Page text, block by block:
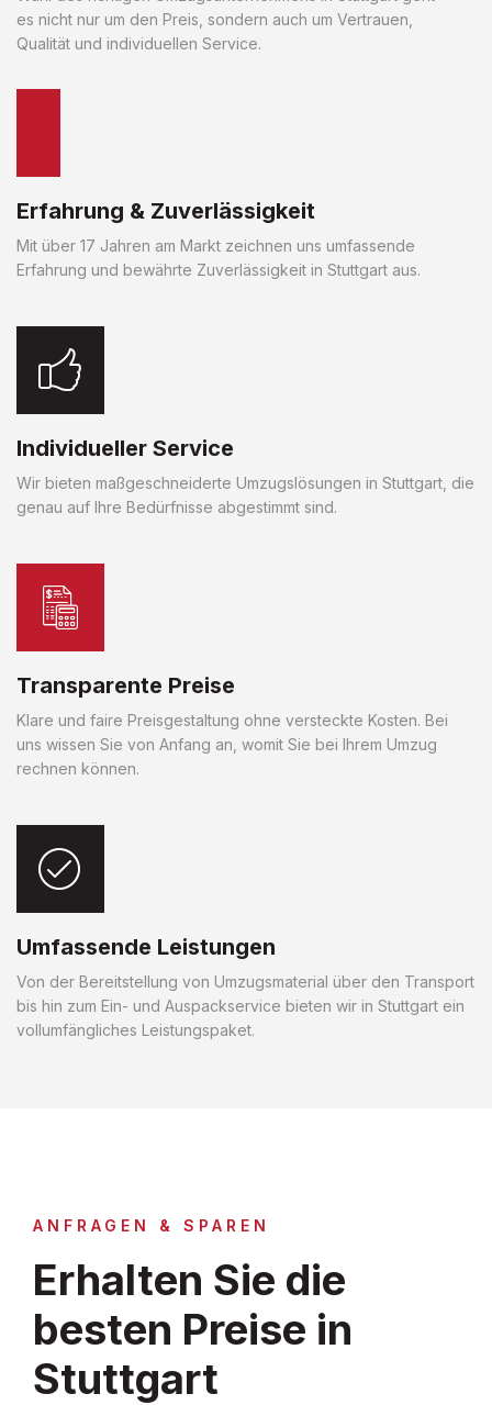
es nicht nur um den Preis, sondern auch um Vertrauen,
Qualität und individuellen Service.
Erfahrung & Zuverlässigkeit
Mit über 17 Jahren am Markt zeichnen uns umfassende
Erfahrung und bewährte Zuverlässigkeit in Stuttgart aus.
Individueller Service
Wir bieten maßgeschneiderte Umzugslösungen in Stuttgart, die
genau auf Ihre Bedürfnisse abgestimmt sind.
Transparente Preise
Klare und faire Preisgestaltung ohne versteckte Kosten. Bei
uns wissen Sie von Anfang an, womit Sie bei Ihrem Umzug
rechnen können.
Umfassende Leistungen
Von der Bereitstellung von Umzugsmaterial über den Transport
bis hin zum Ein- und Auspackservice bieten wir in Stuttgart ein
vollumfängliches Leistungspaket.
ANFRAGEN & SPAREN
Erhalten Sie die
besten Preise in
Stuttgart